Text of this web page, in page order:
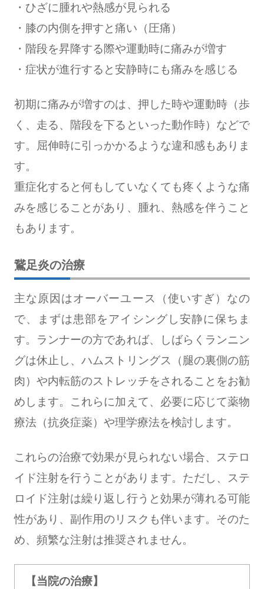
・ひざに腫れや熱感が見られる
・膝の内側を押すと痛い（圧痛）
・階段を昇降する際や運動時に痛みが増す
・症状が進行すると安静時にも痛みを感じる
初期に痛みが増すのは、押した時や運動時（歩
く、走る、階段を下るといった動作時）などで
す。屈伸時に引っかかるような違和感もありま
す。
重症化すると何もしていなくても疼くような痛
みを感じることがあり、腫れ、熱感を伴うこと
もあります。
鵞足炎の治療
主な原因はオーバーユース（使いすぎ）なの
で、まずは患部をアイシングし安静に保ちま
す。ランナーの方であれば、しばらくランニン
グは休止し、ハムストリングス（腿の裏側の筋
肉）や内転筋のストレッチをされることをお勧
めします。これらに加えて、必要に応じて薬物
療法（抗炎症薬）や理学療法を検討します。
これらの治療で効果が見られない場合、ステロ
イド注射を行うことがあります。ただし、ステ
ロイド注射は繰り返し行うと効果が薄れる可能
性があり、副作用のリスクも伴います。そのた
め、頻繁な注射は推奨されません。
【当院の治療】